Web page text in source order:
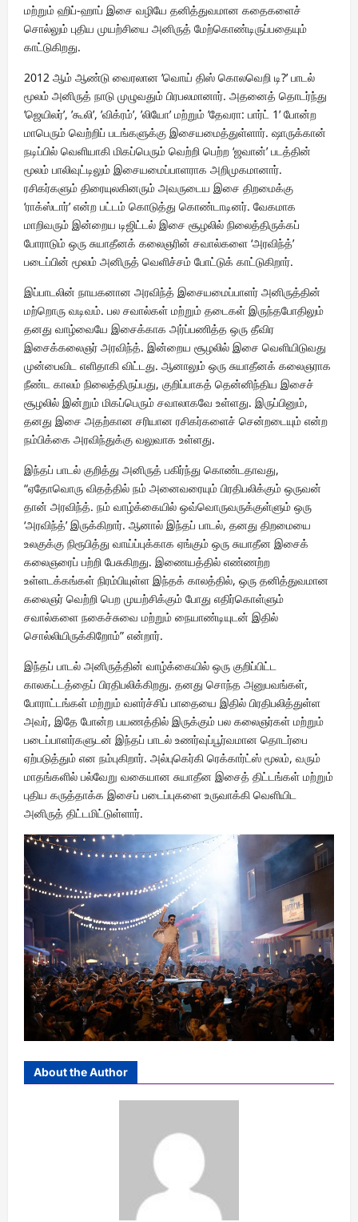
மற்றும் ஹிப்-ஹாப் இசை வழியே தனித்துவமான கதைகளைச்
சொல்லும் புதிய முயற்சியை அனிருத் மேற்கொண்டிருப்பதையும்
காட்டுகிறது.
2012 ஆம் ஆண்டு வைரலான ’வொய் திஸ் கொலவெறி டி?’ பாடல்
மூலம் அனிருத் நாடு முழுவதும் பிரபலமானார். அதனைத் தொடர்ந்து
’ஜெயிலர்’, ’கூலி’, ’விக்ரம்’, ’லியோ’ மற்றும் ’தேவரா: பார்ட் 1’ போன்ற
மாபெரும் வெற்றிப் படங்களுக்கு இசையமைத்துள்ளார். ஷாருக்கான்
நடிப்பில் வெளியாகி மிகப்பெரும் வெற்றி பெற்ற ‘ஜவான்’ படத்தின்
மூலம் பாலிவுட்டிலும் இசையமைப்பாளராக அறிமுகமானார்.
ரசிகர்களும் திரையுலகினரும் அவருடைய இசை திறமைக்கு
‘ராக்ஸ்டார்’ என்ற பட்டம் கொடுத்து கொண்டாடினர். வேகமாக
மாறிவரும் இன்றைய டிஜிட்டல் இசை சூழலில் நிலைத்திருக்கப்
போராடும் ஒரு சுயாதீனக் கலைஞரின் சவால்களை ‘அரவிந்த்’
படைப்பின் மூலம் அனிருத் வெளிச்சம் போட்டுக் காட்டுகிறார்.
இப்பாடலின் நாயகனான அரவிந்த் இசையமைப்பாளர் அனிருத்தின்
மற்றொரு வடிவம். பல சவால்கள் மற்றும் தடைகள் இருந்தபோதிலும்
தனது வாழ்வையே இசைக்காக அர்ப்பணித்த ஒரு தீவிர
இசைக்கலைஞர் அரவிந்த். இன்றைய சூழலில் இசை வெளியிடுவது
முன்பைவிட எளிதாகி விட்டது. ஆனாலும் ஒரு சுயாதீனக் கலைஞராக
நீண்ட காலம் நிலைத்திருப்பது, குறிப்பாகத் தென்னிந்திய இசைச்
சூழலில் இன்றும் மிகப்பெரும் சவாலாகவே உள்ளது. இருப்பினும்,
தனது இசை அதற்கான சரியான ரசிகர்களைச் சென்றடையும் என்ற
நம்பிக்கை அரவிந்துக்கு வலுவாக உள்ளது.
இந்தப் பாடல் குறித்து அனிருத் பகிர்ந்து கொண்டதாவது,
“ஏதோவொரு விதத்தில் நம் அனைவரையும் பிரதிபலிக்கும் ஒருவன்
தான் அரவிந்த். நம் வாழ்க்கையில் ஒவ்வொருவருக்குள்ளும் ஒரு
‘அரவிந்த்’ இருக்கிறார். ஆனால் இந்தப் பாடல், தனது திறமையை
உலகுக்கு நிரூபித்து வாய்ப்புக்காக ஏங்கும் ஒரு சுயாதீன இசைக்
கலைஞரைப் பற்றி பேசுகிறது. இணையத்தில் எண்ணற்ற
உள்ளடக்கங்கள் நிரம்பியுள்ள இந்தக் காலத்தில், ஒரு தனித்துவமான
கலைஞர் வெற்றி பெற முயற்சிக்கும் போது எதிர்கொள்ளும்
சவால்களை நகைச்சுவை மற்றும் நையாண்டியுடன் இதில்
சொல்லியிருக்கிறோம்” என்றார்.
இந்தப் பாடல் அனிருத்தின் வாழ்க்கையில் ஒரு குறிப்பிட்ட
காலகட்டத்தைப் பிரதிபலிக்கிறது. தனது சொந்த அனுபவங்கள்,
போராட்டங்கள் மற்றும் வளர்ச்சிப் பாதையை இதில் பிரதிபலித்துள்ள
அவர், இதே போன்ற பயணத்தில் இருக்கும் பல கலைஞர்கள் மற்றும்
படைப்பாளர்களுடன் இந்தப் பாடல் உணர்வுப்பூர்வமான தொடர்பை
ஏற்படுத்தும் என நம்புகிறார். அல்புகெர்கி ரெக்கார்ட்ஸ் மூலம், வரும்
மாதங்களில் பல்வேறு வகையான சுயாதீன இசைத் திட்டங்கள் மற்றும்
புதிய கருத்தாக்க இசைப் படைப்புகளை உருவாக்கி வெளியிட
அனிருத் திட்டமிட்டுள்ளார்.
About the Author